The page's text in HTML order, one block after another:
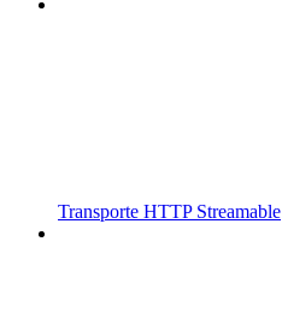
Transporte HTTP Streamable